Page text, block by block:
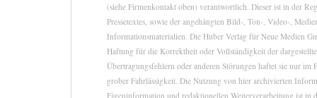
(siehe Firmenkontakt oben) verantwortlich. Dieser ist in der
Pressetextes, sowie der angehängten Bild-, Ton-, Video-,
Informationsmaterialien. Die Huber Verlag für Neue Medien
Haftung für die Korrektheit oder Vollständigkeit der
Übertragungsfehlern oder anderen Störungen haftet sie nur im
grober Fahrlässigkeit. Die Nutzung von hier archivierten
Eigeninformation und redaktionellen Weiterverarbeitung ist in